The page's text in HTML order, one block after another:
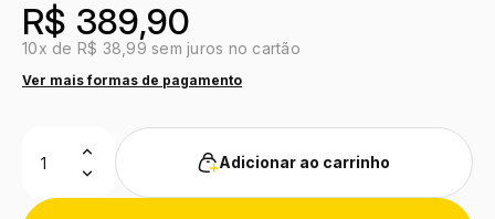
R$ 389,90
10x de R$ 38,99 sem juros no cartão
Ver mais formas de pagamento
Adicionar ao carrinho